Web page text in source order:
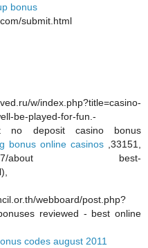
bonus
submit.html
w/index.php?title=casino-
be-played-for-fun.-
no deposit casino bonus
bonus online casinos,33151,
about best-
webboard/post.php?
reviewed - best online
codes august 2011